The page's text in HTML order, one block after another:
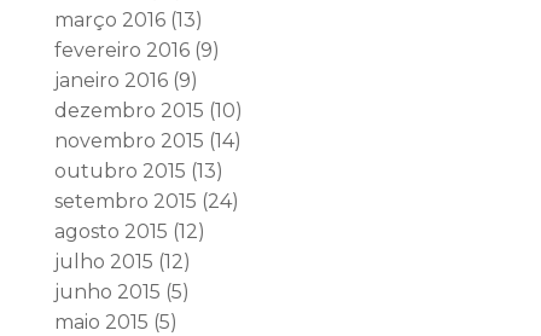
março 2016(13)
fevereiro 2016(9)
janeiro 2016(9)
dezembro 2015 (10)
novembro 2015 (14)
outubro 2015 (13)
setembro 2015 (24)
agosto 2015 (12)
julho 2015 (12)
junho 2015 (5)
maio 2015 (5)